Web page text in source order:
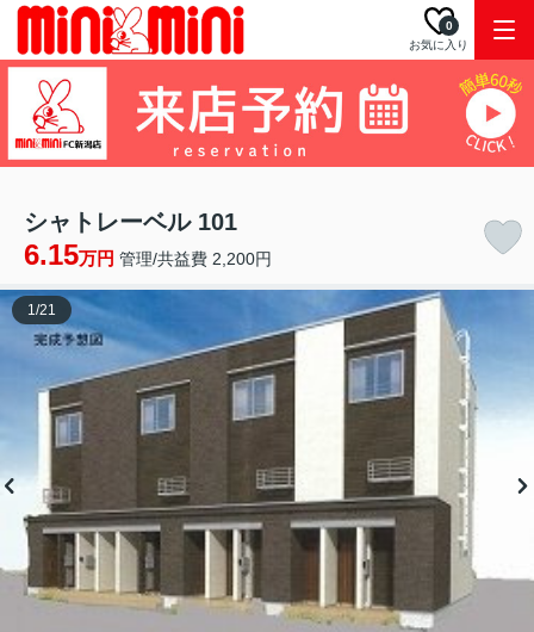
お気に入り
0
シャトレーベル 101
6.15万円 管理/共益費 2,200円
1 /21